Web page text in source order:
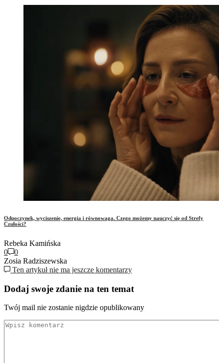
Odpoczynek, wyciszenie, energia i równowaga. Czego możemy nauczyć się od Strefy
Czułości?
Rebeka Kamińska
0
0
Zosia Radziszewska
Ten artykuł nie ma jeszcze komentarzy
Dodaj swoje zdanie na ten temat
Twój mail nie zostanie nigdzie opublikowany